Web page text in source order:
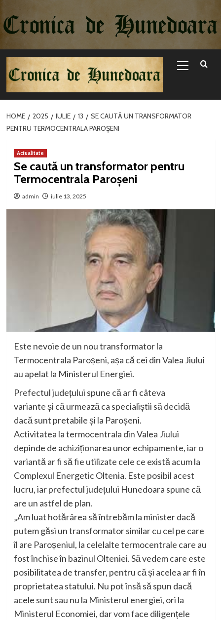
la
conținut
Menu
HOME 2025 IULIE 13
SE CAUTĂ UN TRANSFORMATOR
PENTRU TERMOCENTRALA PAROȘENI
Actualitate
Se caută un transformator pentru
Termocentrala Paroșeni
admin iulie 13, 2025
Este nevoie de un nou transformator la
Termocentrala Paroșeni, așa că cei din Valea Jiului
au apelat la Ministerul Energiei.
Prefectul județului spune că ar fi câteva
variante și că urmează ca specialiștii să decidă
dacă sunt pretabile și la Paroșeni.
Activitatea la termocentrala din Valea Jiului
depinde de achiziționarea unor echipamente, iar o
variantă ar fi să fie utilizate cele ce există acum la
Complexul Energetic Oltenia. Este posibil acest
lucru, iar prefectul județului Hunedoara spune că
are un astfel de plan.
„Am luat hotărârea să întrebăm la minister dacă
putem găsi un transformator similar cu cel pe care
îl are Paroșeniul, la celelalte termocentrale care au
fost închise în bazinul Olteniei. Să vedem care este
posibilitatea de transfer, pentru că și acelea ar fi în
proprietatea statului. Nu pot însă să spun dacă
acele sunt sau nu la Ministerul energiei, ori la
Ministerul Economiei, dar vom face diligențele